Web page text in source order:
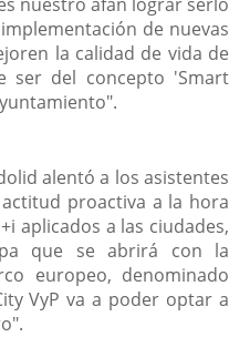
de nuevas
la calidad de vida de
ser del concepto 'Smart
alentó a los asistentes
proactiva a la hora
aplicados a las ciudades,
que se abrirá con la
europeo, denominado
VyP va a poder optar a